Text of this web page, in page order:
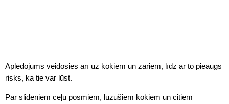
Apledojums veidosies arī uz kokiem un zariem, līdz ar to pieaugs
risks, ka tie var lūst.
Par slideniem ceļu posmiem, lūzušiem kokiem un citiem